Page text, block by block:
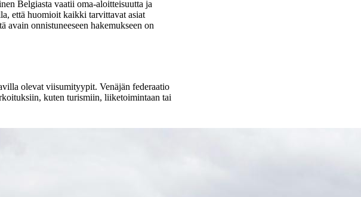
Belgiasta vaatii oma-aloitteisuutta ja
että huomioit kaikki tarvittavat asiat
onnistuneeseen hakemukseen on
olevat viisumityypit. Venäjän federaatio
kuten turismiin, liiketoimintaan tai